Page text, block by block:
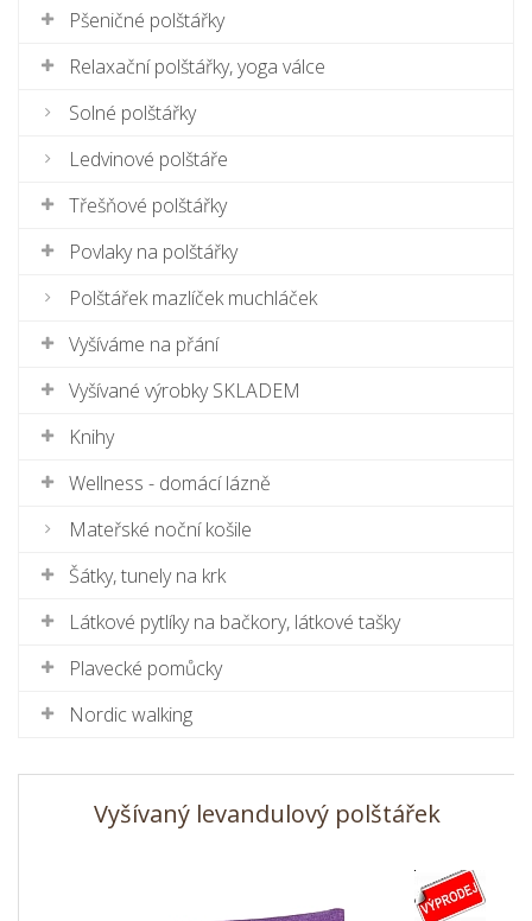
Pšeničné polštářky
Relaxační polštářky, yoga válce
Solné polštářky
Ledvinové polštáře
Třešňové polštářky
Povlaky na polštářky
Polštářek mazlíček muchláček
Vyšíváme na přání
Vyšívané výrobky SKLADEM
Knihy
Wellness - domácí lázně
Mateřské noční košile
Šátky, tunely na krk
Látkové pytlíky na bačkory, látkové tašky
Plavecké pomůcky
Nordic walking
Vyšívaný levandulový polštářek